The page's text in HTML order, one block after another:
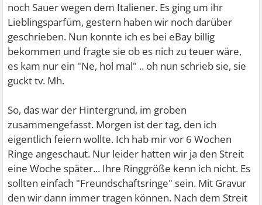
noch Sauer wegen dem Italiener. Es ging um ihr
Lieblingsparfüm, gestern haben wir noch darüber
geschrieben. Nun konnte ich es bei eBay billig
bekommen und fragte sie ob es nich zu teuer wäre,
es kam nur ein "Ne, hol mal" .. oh nun schrieb sie, sie
guckt tv. Mh.
So, das war der Hintergrund, im groben
zusammengefasst. Morgen ist der tag, den ich
eigentlich feiern wollte. Ich hab mir vor 6 Wochen
Ringe angeschaut. Nur leider hatten wir ja den Streit
eine Woche später... Ihre Ringgröße kenn ich nicht. Es
sollten einfach "Freundschaftsringe" sein. Mit Gravur
den wir dann immer tragen können. Nach dem Streit